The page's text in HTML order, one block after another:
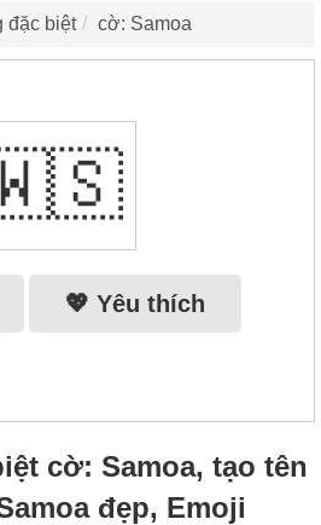
đặc biệt cờ: Samoa
💖 Yêu thích
cờ: Samoa, tạo tên
đẹp, Emoji